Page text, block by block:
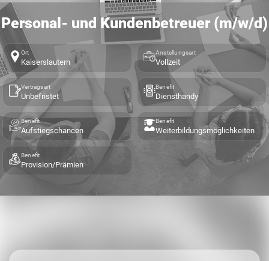
Personal- und Kundenbetreuer (m/w/d)
Ort
Kaiserslautern
Anstellungsart
Vollzeit
Vertragsart
Unbefristet
Benefit
Diensthandy
Benefit
Aufstiegschancen
Benefit
Weiterbildungsmöglichkeiten
Benefit
Provision/Prämien